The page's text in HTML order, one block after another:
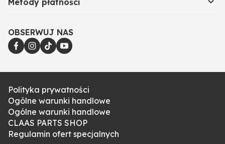
Metody płatności
OBSERWUJ NAS
Polityka prywatności
Ogólne warunki handlowe
Ogólne warunki handlowe
CLAAS PARTS SHOP
Regulamin ofert specjalnych